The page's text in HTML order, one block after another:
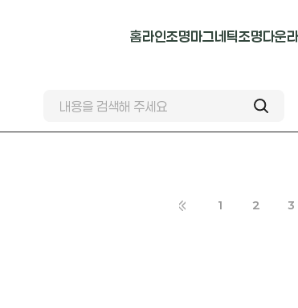
홈라인조명
매입 & 노출직부
펜던트
마그네틱조명
M2824R
다운
원형
사각
1 2 3
맨끝